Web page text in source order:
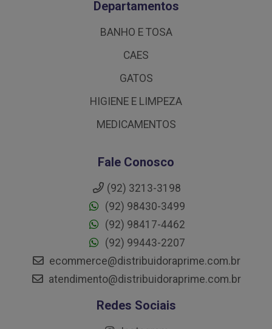
Departamentos
BANHO E TOSA
CAES
GATOS
HIGIENE E LIMPEZA
MEDICAMENTOS
Fale Conosco
(92) 3213-3198
(92) 98430-3499
(92) 98417-4462
(92) 99443-2207
ecommerce@distribuidoraprime.com.br
atendimento@distribuidoraprime.com.br
Redes Sociais